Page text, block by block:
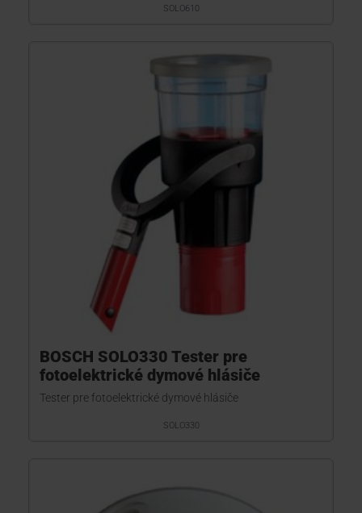
SOLO610
BOSCH SOLO330 Tester pre
fotoelektrické dymové hlásiče
Tester pre fotoelektrické dymové hlásiče
SOLO330